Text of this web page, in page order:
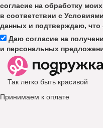
согласие на обработку
в соответствии с
данных и подтверждаю, что
Даю согласие на
и персональных
Так легко быть красивой
Принимаем к оплате